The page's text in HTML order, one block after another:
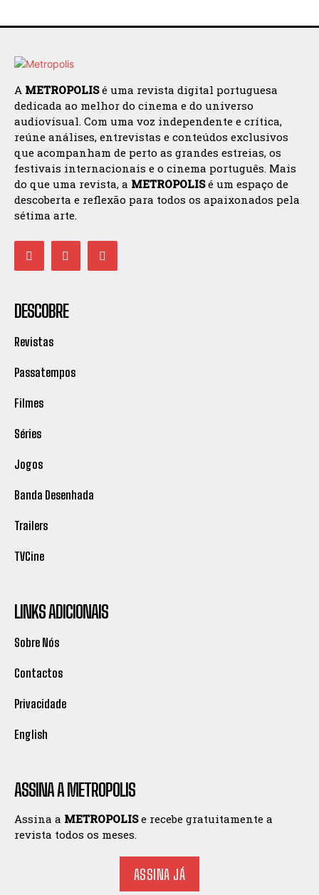
A METROPOLISé uma revista digital portuguesa
dedicada ao melhor do cinema e do universo
audiovisual. Com uma voz independente e crítica,
reúne análises, entrevistas e conteúdos exclusivos
que acompanham de perto as grandes estreias, os
festivais internacionais e o cinema português. Mais
do que uma revista, a METROPOLISé um espaço de
descoberta e reflexão para todos os apaixonados pela
sétima arte.
DESCOBRE
Revistas
Passatempos
Filmes
Séries
Jogos
Banda Desenhada
Trailers
TVCine
LINKS ADICIONAIS
Sobre Nós
Contactos
Privacidade
English
ASSINA A METROPOLIS
Assina a METROPOLISe recebe gratuitamente a
revista todos os meses.
ASSINA JÁ